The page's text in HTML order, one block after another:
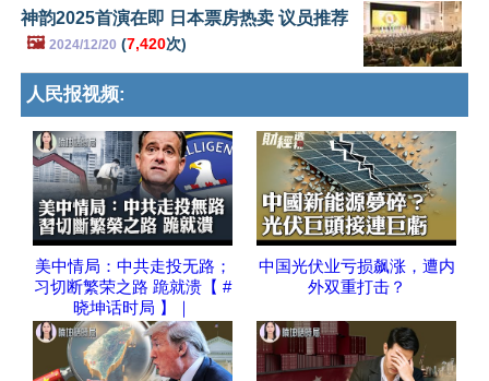
神韵2025首演在即 日本票房热卖 议员推荐
🖼️ 2024/12/20 (7,420次)
人民报视频:
美中情局：中共走投无路；
习切断繁荣之路 跪就溃【 #
晓坤话时局 】｜
中国光伏业亏损飙涨，遭内
外双重打击？